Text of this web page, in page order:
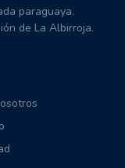
paraguaya.
de La Albirroja.